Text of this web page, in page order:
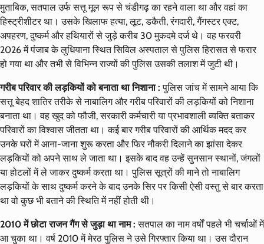
मुताबिक, सतपाल उर्फ सत्तू मूल रूप से चंडीगढ़ का रहने वाला था और वहां का
हिस्ट्रीशीटर था। उसके खिलाफ हत्या, लूट, डकैती, रंगदारी, गैंगस्टर एक्ट,
अपहरण, दुष्कर्म और हथियारों से जुड़े करीब 30 मुकदमे दर्ज थे। वह फरवरी
2026 में पंजाब के लुधियाना स्थित सिविल अस्पताल से पुलिस हिरासत से फरार
हो गया था और तभी से विभिन्न राज्यों की पुलिस उसकी तलाश में जुटी थी।
गरीब परिवार की लड़कियों को बनाता था निशाना :पुलिस जांच में सामने आया कि
सत्तू बेहद शातिर तरीके से नाबालिग और गरीब परिवारों की लड़कियों को निशाना
बनाता था। वह खुद को फौजी, सरकारी कर्मचारी या प्रभावशाली व्यक्ति बताकर
परिवारों का विश्वास जीतता था। कई बार गरीब परिवारों की आर्थिक मदद कर
उनके घरों में आना-जाना शुरू करता और फिर नौकरी दिलाने का झांसा देकर
लड़कियों को अपने साथ ले जाता था। इसके बाद वह उन्हें सुनसान स्थानों, जंगलों
या होटलों में ले जाकर दुष्कर्म करता था। पुलिस सूत्रों की माने तो नाबालिग
लड़कियों के साथ दुष्कर्म करने के बाद उनके सिर पर किसी ऐसी वस्तु से बार करता
था वो कुछ भी बताने की स्थिति में नहीं होती थी।
2010 में छोटा राजन गैंग से जुड़ा था नाम : सतपाल का नाम वर्षों पहले भी चर्चाओं में
आ चुका था। वर्ष 2010 में मेरठ पुलिस ने उसे गिरफ्तार किया था। उस दौरान